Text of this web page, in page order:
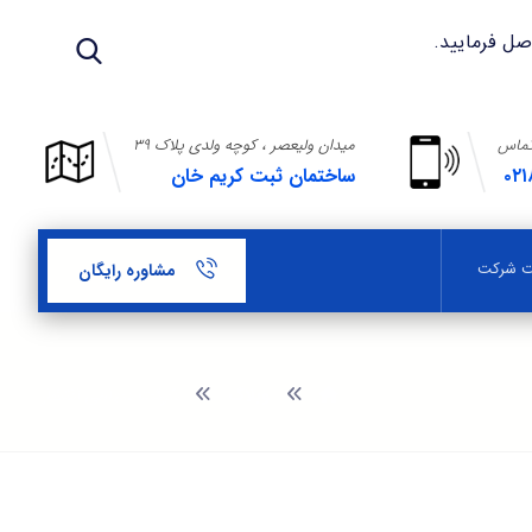
میدان ولیعصر ، کوچه ولدی پلاک ۳۹
ساختمان ثبت کریم خان
شرکت مشاوره رایگان